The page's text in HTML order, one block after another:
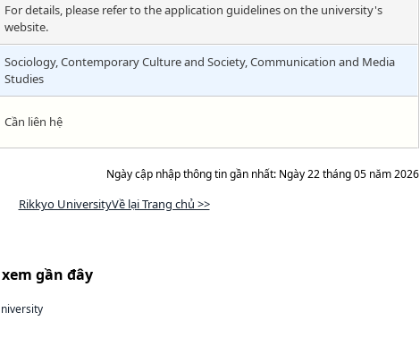
For details, please refer to the application guidelines on the university's
website.
Sociology, Contemporary Culture and Society, Communication and Media
Studies
Cần liên hệ
Ngày cập nhập thông tin gần nhất: Ngày 22 tháng 05 năm 2026
Rikkyo UniversityVề lại Trang chủ >>
gần đây